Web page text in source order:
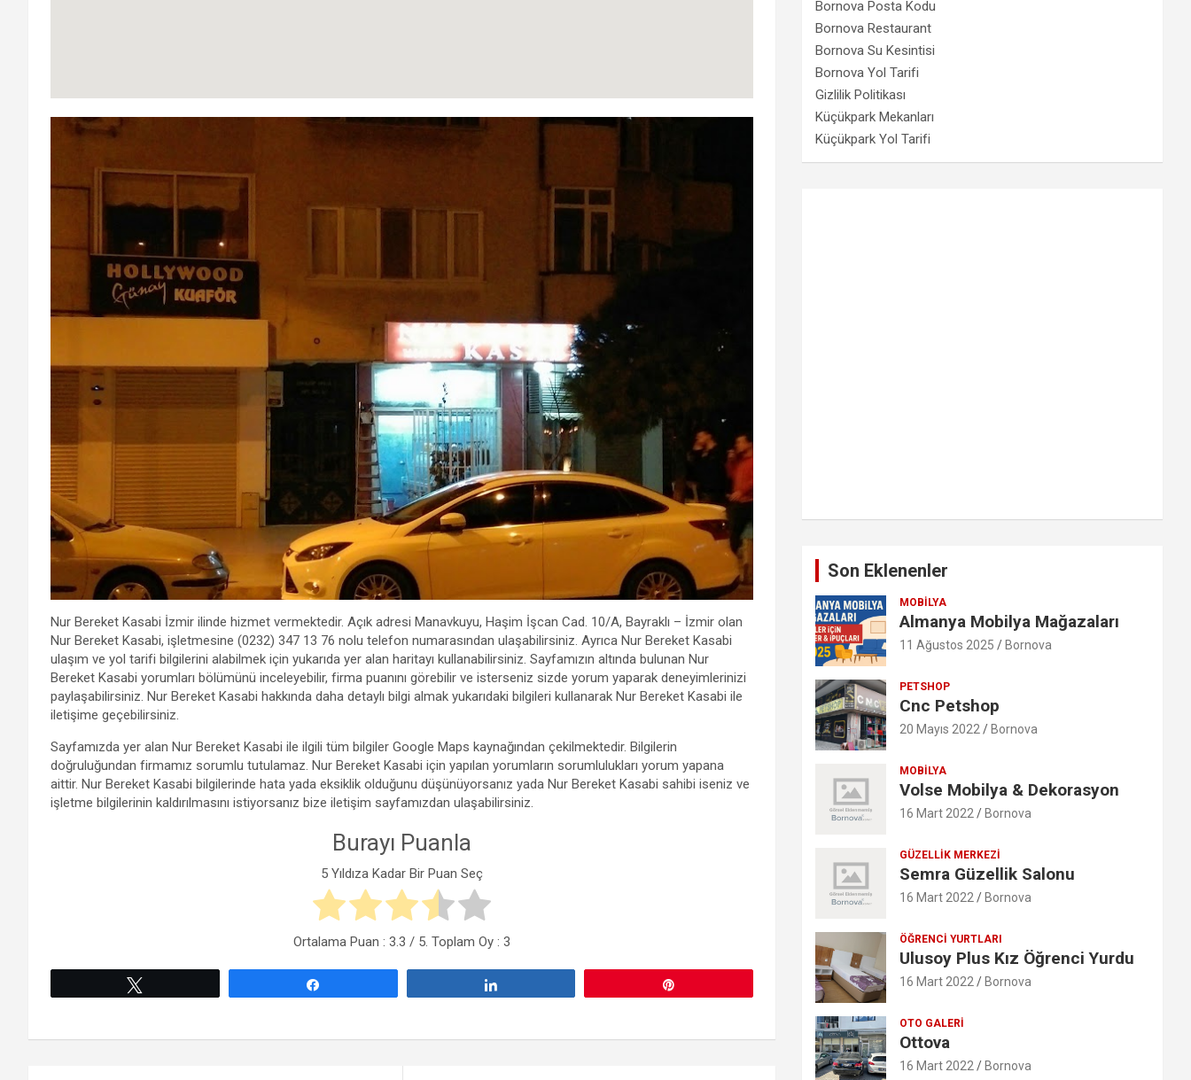
Nur Bereket Kasabi İzmir ilinde hizmet vermektedir. Açık adresi Manavkuyu, Haşim İşcan Cad. 10/A, Bayraklı – İzmir olan
Nur Bereket Kasabi, işletmesine (0232) 347 13 76 nolu telefon numarasından ulaşabilirsiniz. Ayrıca Nur Bereket Kasabi
ulaşım ve yol tarifi bilgilerini alabilmek için yukarıda yer alan haritayı kullanabilirsiniz. Sayfamızın altında bulunan Nur
Bereket Kasabi yorumları bölümünü inceleyebilir, firma puanını görebilir ve isterseniz sizde yorum yaparak deneyimlerinizi
paylaşabilirsiniz. Nur Bereket Kasabi hakkında daha detaylı bilgi almak yukarıdaki bilgileri kullanarak Nur Bereket Kasabi ile
iletişime geçebilirsiniz.
Sayfamızda yer alan Nur Bereket Kasabi ile ilgili tüm bilgiler Google Maps kaynağından çekilmektedir. Bilgilerin
doğruluğundan firmamız sorumlu tutulamaz. Nur Bereket Kasabi için yapılan yorumların sorumlulukları yorum yapana
aittir. Nur Bereket Kasabi bilgilerinde hata yada eksiklik olduğunu düşünüyorsanız yada Nur Bereket Kasabi sahibi iseniz ve
işletme bilgilerinin kaldırılmasını istiyorsanız bize iletişim sayfamızdan ulaşabilirsiniz.
Burayı Puanla
5 Yıldıza Kadar Bir Puan Seç
Ortalama Puan :3.3 / 5. Toplam Oy :3
Bornova Posta Kodu
Bornova Restaurant
Bornova Su Kesintisi
Bornova Yol Tarifi
Gizlilik Politikası
Küçükpark Mekanları
Küçükpark Yol Tarifi
Son Eklenenler
MOBILYA
Almanya Mobilya Mağazaları
11 Ağustos 2025 Bornova
PETSHOP
Cnc Petshop
20 Mayıs 2022 Bornova
MOBILYA
Volse Mobilya & Dekorasyon
16 Mart 2022 Bornova
GÜZELLIK MERKEZI
Semra Güzellik Salonu
16 Mart 2022 Bornova
ÖĞRENCI YURTLARI
Ulusoy Plus Kız Öğrenci Yurdu
16 Mart 2022 Bornova
OTO GALERI
Ottova
16 Mart 2022 Bornova